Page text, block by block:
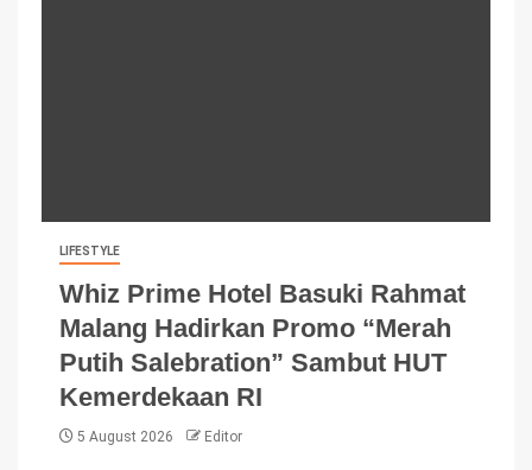
LIFESTYLE
Whiz Prime Hotel Basuki Rahmat
Malang Hadirkan Promo “Merah
Putih Salebration” Sambut HUT
Kemerdekaan RI
5 August 2026 Editor